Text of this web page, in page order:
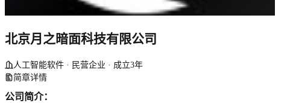
北京月之暗面科技有限公司
人工智能软件 · 民营企业 · 成立3年
简章详情
公司简介：